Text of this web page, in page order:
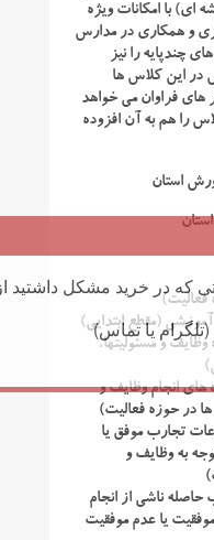
ای) با امکانات ویژه
و همکاری در مدارس
چندپایه را نیز
در این کلاس ها
های فراوان می خواهد
را هم به آن افزوده
فعالیت)
و مسئولیتها،
انجام وظایف و
در حوزه فعالیت)
تجارب موفق یا
به وظایف و
ناشی از انجام
یا عدم موفقیت
که در خرید مشکل داشتید